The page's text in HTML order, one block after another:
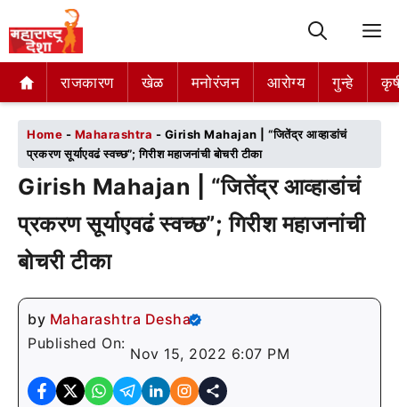
राजकारण खेळ मनोरंजन आरोग्य गुन्हे
राजकारण खेळ मनोरंजन आरोग्य गुन्हे
Home - Maharashtra - Girish Mahajan | “जितेंद्र आव्हाडांचं
प्रकरण सूर्याएवढं स्वच्छ”; गिरीश महाजनांची बोचरी टीका
Girish Mahajan | “जितेंद्र आव्हाडांचं
प्रकरण सूर्याएवढं स्वच्छ”; गिरीश महाजनांची
बोचरी टीका
by Maharashtra Desha
Published On:
Nov 15, 2022 6:07 PM